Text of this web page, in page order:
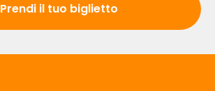
Prendi il tuo biglietto